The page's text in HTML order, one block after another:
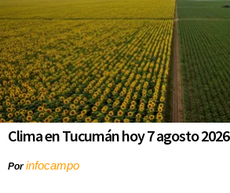
Clima en Tucumán hoy 7 agosto 2026
Porinfocampo